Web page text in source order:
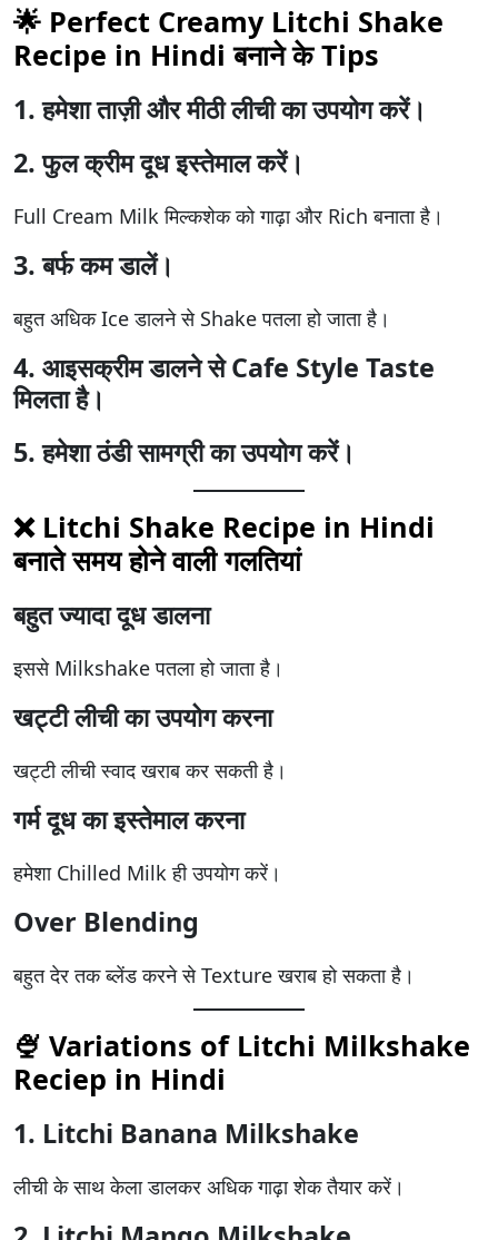
🌟 Perfect Creamy Litchi Shake
Recipe in Hindi बनाने के Tips
1. हमेशा ताज़ी और मीठी लीची का उपयोग करें।
2. फुल क्रीम दूध इस्तेमाल करें।
Full Cream Milk मिल्कशेक को गाढ़ा और Rich बनाता है।
3. बर्फ कम डालें।
बहुत अधिक Ice डालने से Shake पतला हो जाता है।
4. आइसक्रीम डालने से Cafe Style Taste
मिलता है।
5. हमेशा ठंडी सामग्री का उपयोग करें।
❌ Litchi Shake Recipe in Hindi
बनाते समय होने वाली गलतियां
बहुत ज्यादा दूध डालना
इससे Milkshake पतला हो जाता है।
खट्टी लीची का उपयोग करना
खट्टी लीची स्वाद खराब कर सकती है।
गर्म दूध का इस्तेमाल करना
हमेशा Chilled Milk ही उपयोग करें।
Over Blending
बहुत देर तक ब्लेंड करने से Texture खराब हो सकता है।
🍨 Variations of Litchi Milkshake
Reciep in Hindi
1. Litchi Banana Milkshake
लीची के साथ केला डालकर अधिक गाढ़ा शेक तैयार करें।